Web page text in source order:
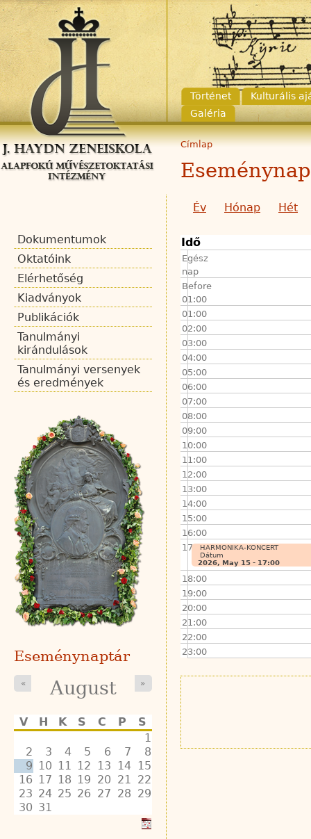
Történet
Kulturális
Galéria
Címlap
Év Hónap Hét
Idő
Egész
nap
Before
01:00
01:00
02:00
03:00
04:00
05:00
06:00
07:00
08:00
09:00
10:00
11:00
12:00
13:00
14:00
15:00
16:00
17:00HARMONIKA-KONCERT
Dátum
2026, May 15 - 17:00
18:00
19:00
20:00
21:00
22:00
23:00
Dokumentumok
Oktatóink
Elérhetőség
Kiadványok
Publikációk
Tanulmányi
kirándulások
Tanulmányi versenyek
és eredmények
Eseménynaptár
« August »
V H K S C P
S
1
2
3 4 5 6 7
8
9 10 11 12 13 14 15
16 17 18 19 20 21
22
23 24 25 26 27 28 29
30 31